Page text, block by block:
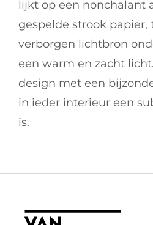
lijkt op een nonchalant
gespelde strook papier,
verborgen lichtbron
een warm en zacht
design met een
in ieder interieur een
is.